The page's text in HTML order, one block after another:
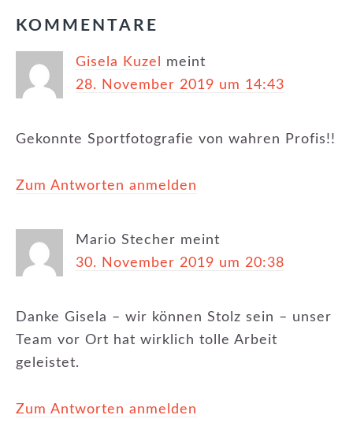
INTERAKTIONEN
KOMMENTARE
Gisela Kuzel
meint
28. November 2019 um 14:43
Gekonnte Sportfotografie von wahren Profis!!
Zum Antworten anmelden
Mario Stecher meint
30. November 2019 um 20:38
Danke Gisela – wir können Stolz sein – unser
Team vor Ort hat wirklich tolle Arbeit
geleistet.
Zum Antworten anmelden